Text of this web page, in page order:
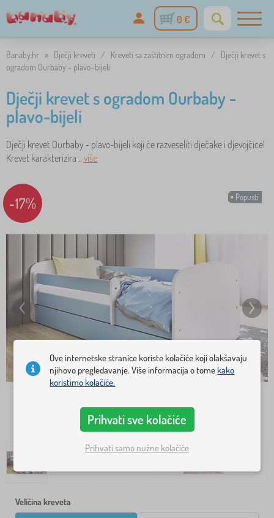
0 €
Banaby.hr » Dječji kreveti / Kreveti sa zaštitnim ogradom /
Dječji krevet s
ogradom Ourbaby - plavo-bijeli
Dječji krevet s ogradom Ourbaby -
plavo-bijeli
Dječji krevet Ourbaby - plavo-bijeli koji će razveseliti dječake i djevojčice!
Krevet karakterizira .. više
Popusti
-17%
Veličina kreveta
Ove internetske stranice koriste kolačiće koji olakšavaju
njihovo pregledavanje. Više informacija o tomekako
koristimo kolačiće.
Prihvati sve kolačiće
Prihvati samo nužne kolačiće